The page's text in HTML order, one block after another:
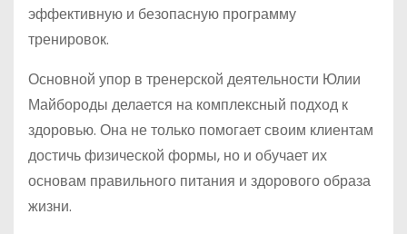
эффективную и безопасную программу
тренировок.
Основной упор в тренерской деятельности Юлии
Майбороды делается на комплексный подход к
здоровью. Она не только помогает своим клиентам
достичь физической формы, но и обучает их
основам правильного питания и здорового образа
жизни.